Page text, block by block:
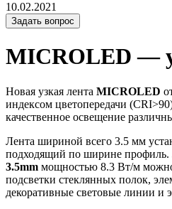
10.02.2021
Задать вопрос
MICROLED —
Новая узкая лента MICROLED
индексом цветопередачи
качественное освещение
Лента шириной всего 3.5 мм
подходящий по ширине профиль.
3.5mm мощностью 8.3 Вт/м
подсветки стеклянных полок,
декоративные световые линии и